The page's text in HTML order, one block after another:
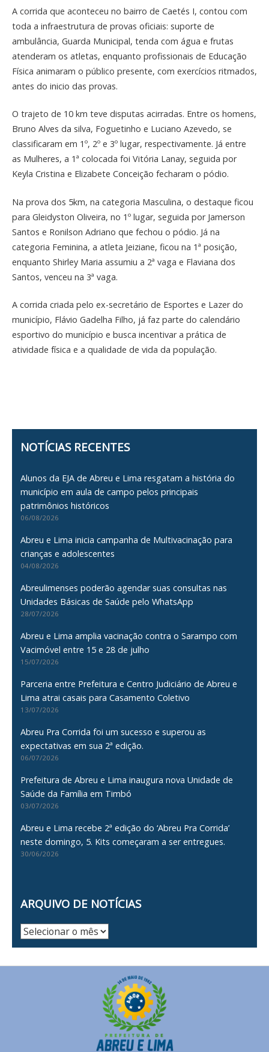
A corrida que aconteceu no bairro de Caetés I, contou com
toda a infraestrutura de provas oficiais: suporte de
ambulância, Guarda Municipal, tenda com água e frutas
atenderam os atletas, enquanto profissionais de Educação
Física animaram o público presente, com exercícios ritmados,
antes do inicio das provas.
O trajeto de 10 km teve disputas acirradas. Entre os homens,
Bruno Alves da silva, Foguetinho e Luciano Azevedo, se
classificaram em 1º, 2º e 3º lugar, respectivamente. Já entre
as Mulheres, a 1ª colocada foi Vitória Lanay, seguida por
Keyla Cristina e Elizabete Conceição fecharam o pódio.
Na prova dos 5km, na categoria Masculina, o destaque ficou
para Gleidyston Oliveira, no 1º lugar, seguida por Jamerson
Santos e Ronilson Adriano que fechou o pódio. Já na
categoria Feminina, a atleta Jeiziane, ficou na 1ª posição,
enquanto Shirley Maria assumiu a 2ª vaga e Flaviana dos
Santos, venceu na 3ª vaga.
A corrida criada pelo ex-secretário de Esportes e Lazer do
município, Flávio Gadelha Filho, já faz parte do calendário
esportivo do município e busca incentivar a prática de
atividade física e a qualidade de vida da população.
NOTÍCIAS RECENTES
Alunos da EJA de Abreu e Lima resgatam a história do
município em aula de campo pelos principais
patrimônios históricos
06/08/2026
Abreu e Lima inicia campanha de Multivacinação para
crianças e adolescentes
04/08/2026
Abreulimenses poderão agendar suas consultas nas
Unidades Básicas de Saúde pelo WhatsApp
28/07/2026
Abreu e Lima amplia vacinação contra o Sarampo com
Vacimóvel entre 15 e 28 de julho
15/07/2026
Parceria entre Prefeitura e Centro Judiciário de Abreu e
Lima atrai casais para Casamento Coletivo
13/07/2026
Abreu Pra Corrida foi um sucesso e superou as
expectativas em sua 2ª edição.
06/07/2026
Prefeitura de Abreu e Lima inaugura nova Unidade de
Saúde da Família em Timbó
03/07/2026
Abreu e Lima recebe 2ª edição do ‘Abreu Pra Corrida’
neste domingo, 5. Kits começaram a ser entregues.
30/06/2026
ARQUIVO DE NOTÍCIAS
Arquivo